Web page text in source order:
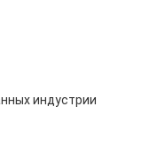
индустрии